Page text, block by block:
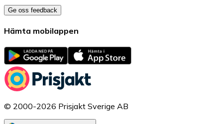
Ge oss feedback
Hämta mobilappen
© 2000-2026 Prisjakt Sverige AB